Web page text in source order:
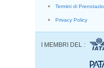
Termini di
Privacy Policy
I MEMBRI DEL :